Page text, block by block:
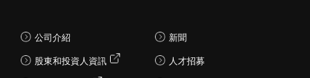
公司介紹
股東和投資人資訊
新聞
人才招募